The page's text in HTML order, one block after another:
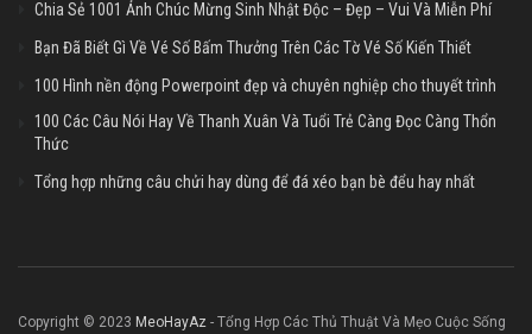
Chia Sẻ 1001 Ảnh Chúc Mừng Sinh Nhật Độc – Đẹp – Vui Và Miễn Phí
Bạn Đã Biết Gì Về Vé Số Bấm Thưởng Trên Các Tờ Vé Số Kiến Thiết
100 Hình nền động Powerpoint đẹp và chuyên nghiệp cho thuyết trình
100 Các Câu Nói Hay Về Thanh Xuân Và Tuổi Trẻ Càng Đọc Càng Thổn
Thức
Tổng hợp những câu chửi hay dùng để đá xéo bạn bè đểu hay nhất
Copyright © 2023 MeoHayAz - Tổng Hợp Các Thủ Thuật Và Mẹo Cuộc Sống